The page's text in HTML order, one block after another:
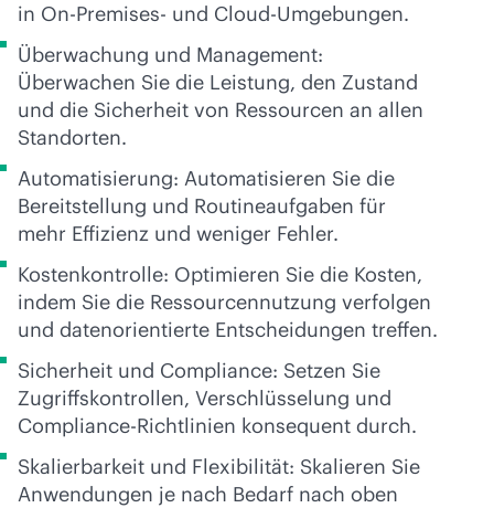
in On-Premises- und Cloud-Umgebungen.
Überwachung und Management:
Überwachen Sie die Leistung, den Zustand
und die Sicherheit von Ressourcen an allen
Standorten.
Automatisierung: Automatisieren Sie die
Bereitstellung und Routineaufgaben für
mehr Effizienz und weniger Fehler.
Kostenkontrolle: Optimieren Sie die Kosten,
indem Sie die Ressourcennutzung verfolgen
und datenorientierte Entscheidungen treffen.
Sicherheit und Compliance: Setzen Sie
Zugriffskontrollen, Verschlüsselung und
Compliance-Richtlinien konsequent durch.
Skalierbarkeit und Flexibilität: Skalieren Sie
Anwendungen je nach Bedarf nach oben